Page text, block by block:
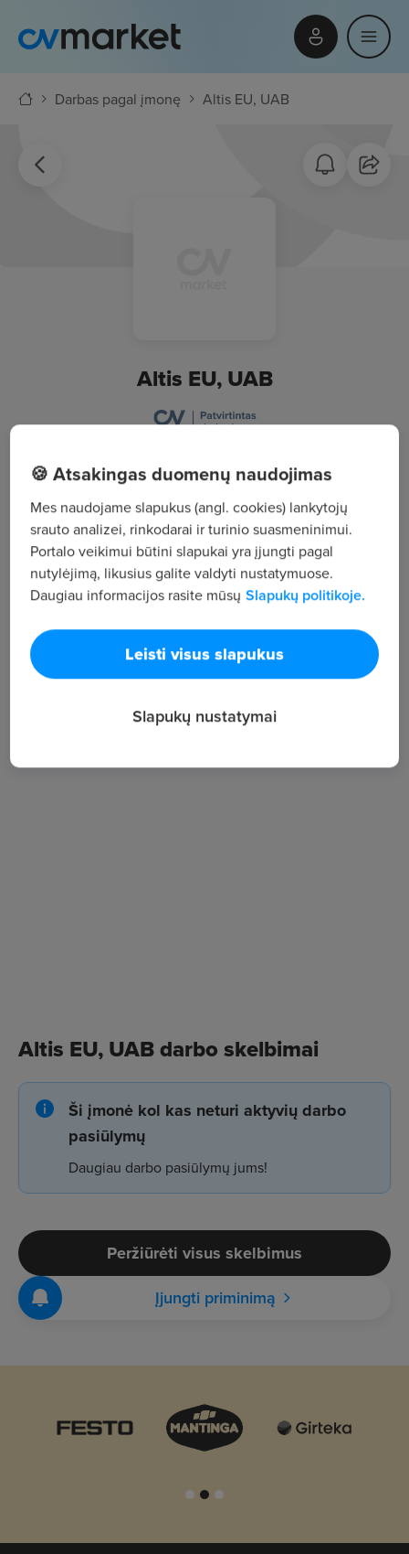
Darbas pagal įmonę Altis EU, UAB
Altis EU, UAB
Žiūrėti visus skelbimus
Įmonės aprašymas
37
Darbuotojų sk.
Vid. atlyginimas
Altis EU, UAB darbo skelbimai
Ši įmonė kol kas neturi aktyvių darbo
pasiūlymų
Daugiau darbo pasiūlymų jums!
Peržiūrėti visus skelbimus
Įjungti priminimą
🍪 Atsakingas duomenų naudojimas
Mes naudojame slapukus (angl. cookies) lankytojų
srauto analizei, rinkodarai ir turinio suasmeninimui.
Portalo veikimui būtini slapukai yra įjungti pagal
nutylėjimą, likusius galite valdyti nustatymuose.
Daugiau informacijos rasite mūsų Slapukų politikoje.
Leisti visus slapukus
Slapukų nustatymai